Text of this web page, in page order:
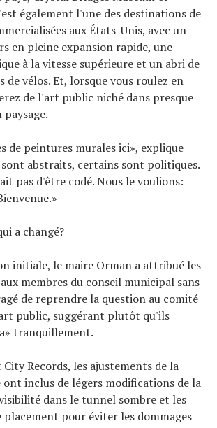
également l'une des destinations de
aux États-Unis, avec un
en pleine expansion rapide, une
à la vitesse supérieure et un abri de
de vélos. Et, lorsque vous roulez en
de l'art public niché dans presque
de peintures murales ici», explique
sont abstraits, certains sont politiques.
pas d'être codé. Nous le voulions:
a changé?
initiale, le maire Orman a attribué les
membres du conseil municipal sans
de reprendre la question au comité
public, suggérant plutôt qu'ils
tranquillement.
Records, les ajustements de la
inclus de légers modifications de la
dans le tunnel sombre et les
placement pour éviter les dommages